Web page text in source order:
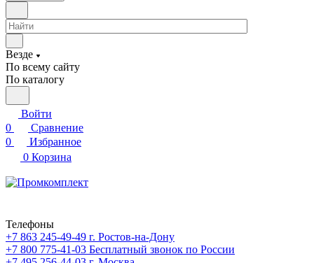
Везде
По всему сайту
По каталогу
Войти
0
Сравнение
0
Избранное
0 Корзина
Телефоны
+7 863 245-49-49 г. Ростов-на-Дону
+7 800 775-41-03 Бесплатный звонок по России